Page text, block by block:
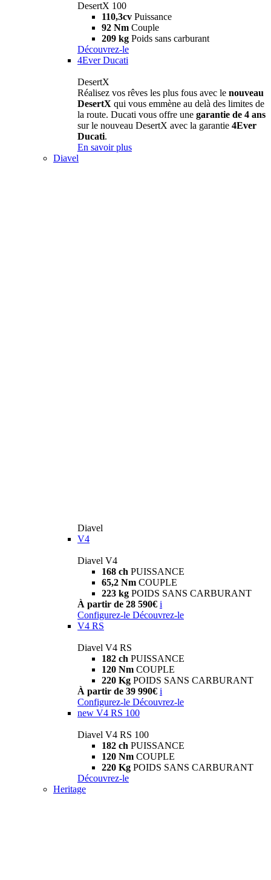
DesertX 100
110,3cv Puissance
92 Nm Couple
209 kg Poids sans carburant
Découvrez-le
4Ever Ducati
DesertX
Réalisez vos rêves les plus fous avec le nouveau
DesertX qui vous emmène au delà des limites de
la route. Ducati vous offre une garantie de 4 ans
sur le nouveau DesertX avec la garantie 4Ever
Ducati.
En savoir plus
Diavel
Diavel
V4
Diavel V4
168 ch PUISSANCE
65,2 Nm COUPLE
223 kg POIDS SANS CARBURANT
À partir de 28 590€ i
Configurez-le Découvrez-le
V4 RS
Diavel V4 RS
182 ch PUISSANCE
120 Nm COUPLE
220 Kg POIDS SANS CARBURANT
À partir de 39 990€ i
Configurez-le Découvrez-le
new V4 RS 100
Diavel V4 RS 100
182 ch PUISSANCE
120 Nm COUPLE
220 Kg POIDS SANS CARBURANT
Découvrez-le
Heritage